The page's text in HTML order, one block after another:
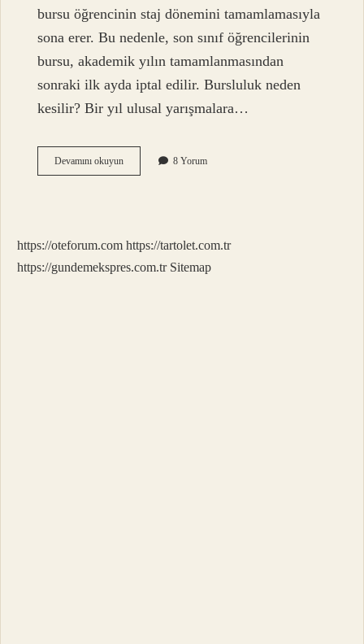
bursu öğrencinin staj dönemini tamamlamasıyla
sona erer. Bu nedenle, son sınıf öğrencilerinin
bursu, akademik yılın tamamlanmasından
sonraki ilk ayda iptal edilir. Bursluluk neden
kesilir? Bir yıl ulusal yarışmalara…
Devamını okuyun12
Sınıf
Kesilir
2024
8 Yorum
https://oteforum.com https://tartolet.com.tr
https://gundemekspres.com.tr Sitemap